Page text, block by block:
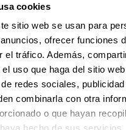
cookies
sitio web se usan para
ofrecer funciones
el tráfico. Además,
uso que haga del sitio
redes sociales,
combinarla con otra
o que hayan